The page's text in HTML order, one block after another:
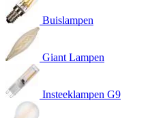
Buislampen
Giant Lampen
Insteeklampen G9